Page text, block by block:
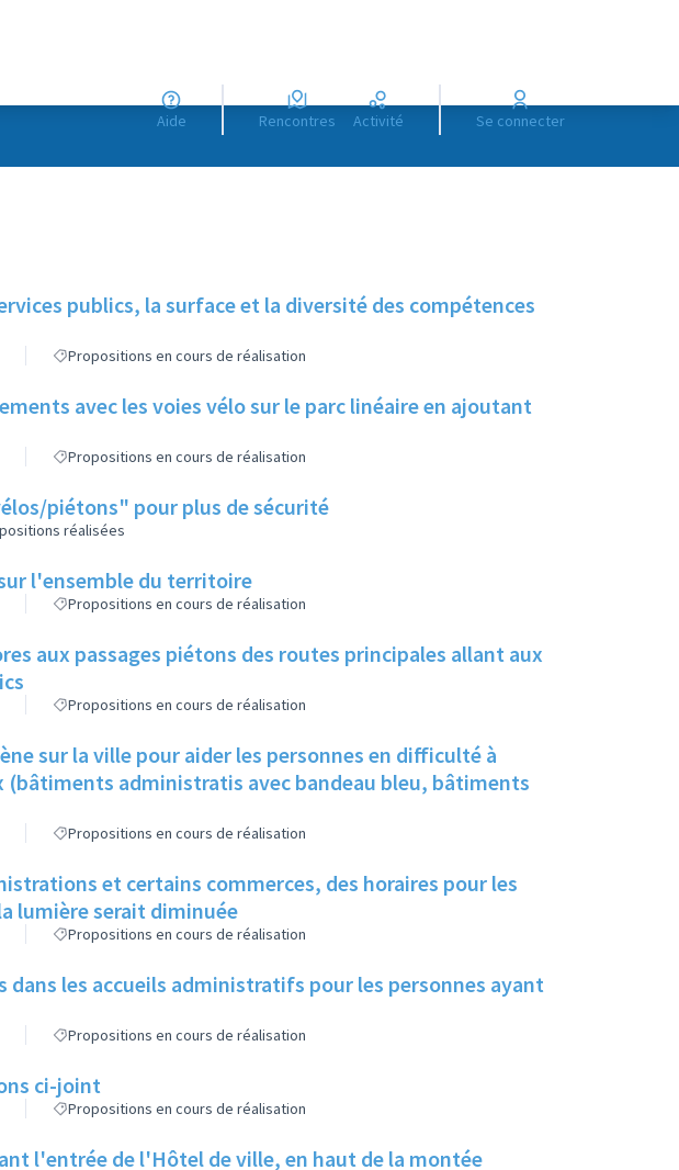
Aide Rencontres Activité Se connecter
publics, la surface et la diversité des compétences
Propositions en cours de réalisation
avec les voies vélo sur le parc linéaire en ajoutant
Propositions en cours de réalisation
piétons" pour plus de sécurité
réalisées
l'ensemble du territoire
Propositions en cours de réalisation
aux passages piétons des routes principales allant aux
Propositions en cours de réalisation
sur la ville pour aider les personnes en difficulté à
administratis avec bandeau bleu, bâtiments
Propositions en cours de réalisation
et certains commerces, des horaires pour les
lumière serait diminuée
Propositions en cours de réalisation
dans les accueils administratifs pour les personnes ayant
Propositions en cours de réalisation
ci-joint
Propositions en cours de réalisation
l'entrée de l'Hôtel de ville, en haut de la montée